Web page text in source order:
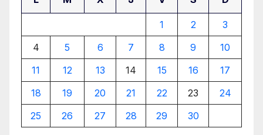
1 2
3
4
5 6 7 8 9
10
11
12 13 14 15 16
17
18
19 20 21 22 23
24
25
26 27 28 29 30